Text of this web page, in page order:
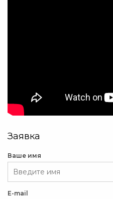
Заявка
Ваше имя
E-mail